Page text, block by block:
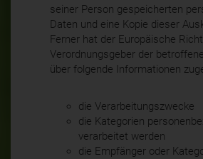
seiner Person gespeicherten
Daten und eine Kopie dieser
Ferner hat der Europäische
Verordnungsgeber der
über folgende Informationen
die Verarbeitungszwecke
die Kategorien
verarbeitet werden
die Empfänger oder